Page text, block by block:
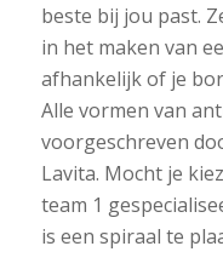
beste bij jou past.
in het maken van
afhankelijk of je
Alle vormen van
voorgeschreven
Lavita. Mocht je
team 1
is een spiraal te